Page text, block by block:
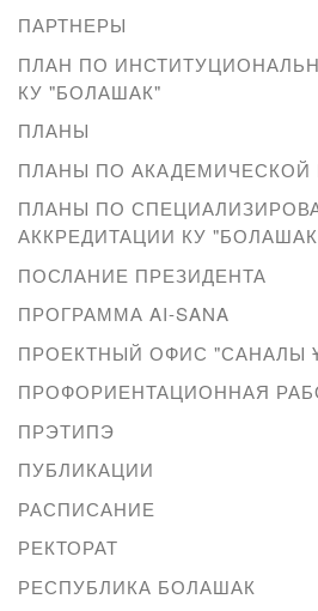
ПАРТНЕРЫ
ПЛАН ПО
КУ "БОЛАШАК"
ПЛАНЫ
ПЛАНЫ ПО
ПЛАНЫ ПО
АККРЕДИТАЦИИ КУ
ПОСЛАНИЕ ПРЕЗИДЕНТА
ПРОГРАММА AI-SANA
ПРОЕКТНЫЙ ОФИС "САНАЛЫ
ПРОФОРИЕНТАЦИОННАЯ
ПРЭТИПЭ
ПУБЛИКАЦИИ
РАСПИСАНИЕ
РЕКТОРАТ
РЕСПУБЛИКА БОЛАШАК